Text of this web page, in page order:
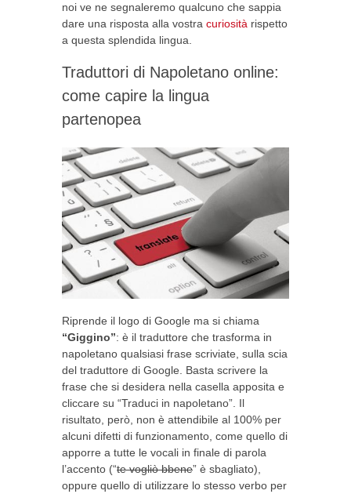
noi ve ne segnaleremo qualcuno che sappia
dare una risposta alla vostra curiosità rispetto
a questa splendida lingua.
Traduttori di Napoletano online:
come capire la lingua
partenopea
Riprende il logo di Google ma si chiama
“Giggino”: è il traduttore che trasforma in
napoletano qualsiasi frase scriviate, sulla scia
del traduttore di Google. Basta scrivere la
frase che si desidera nella casella apposita e
cliccare su “Traduci in napoletano”. Il
risultato, però, non è attendibile al 100% per
alcuni difetti di funzionamento, come quello di
apporre a tutte le vocali in finale di parola
l’accento (“te vogliò bbene” è sbagliato),
oppure quello di utilizzare lo stesso verbo per